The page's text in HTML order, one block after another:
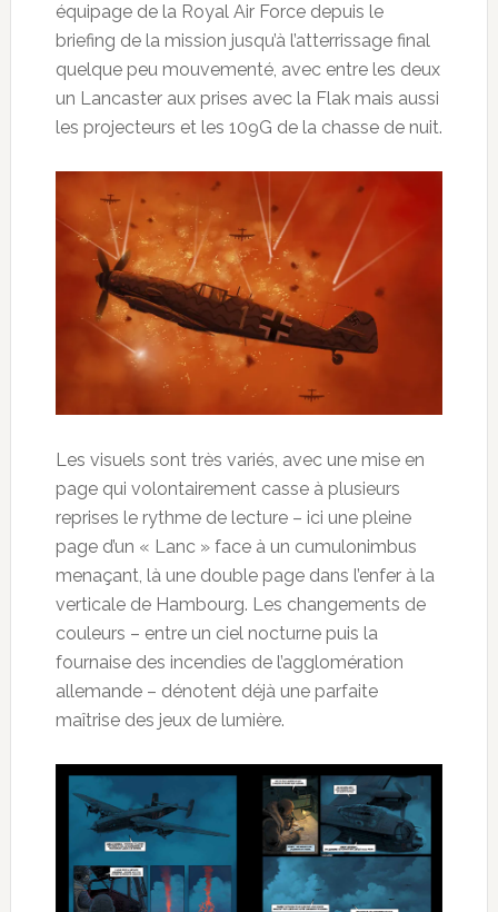
équipage de la Royal Air Force depuis le
briefing de la mission jusqu’à l’atterrissage final
quelque peu mouvementé, avec entre les deux
un Lancaster aux prises avec la Flak mais aussi
les projecteurs et les 109G de la chasse de nuit.
Les visuels sont très variés, avec une mise en
page qui volontairement casse à plusieurs
reprises le rythme de lecture – ici une pleine
page d’un « Lanc » face à un cumulonimbus
menaçant, là une double page dans l’enfer à la
verticale de Hambourg. Les changements de
couleurs – entre un ciel nocturne puis la
fournaise des incendies de l’agglomération
allemande – dénotent déjà une parfaite
maîtrise des jeux de lumière.